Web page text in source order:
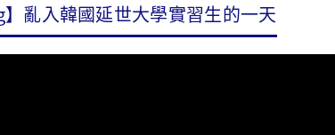
】亂入韓國延世大學實習生的一天